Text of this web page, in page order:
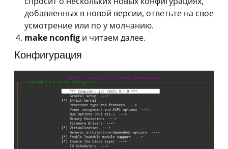
добавленных в новой версии, ответьте на свое
усмотрение или по у молчанию.
make nconfig и читаем далее.
Конфигурация